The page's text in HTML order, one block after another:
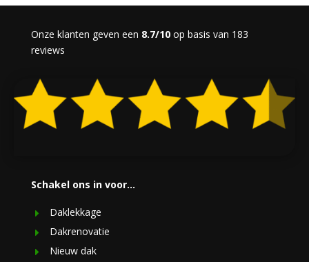
Onze klanten geven een 8.7/10 op basis van 183
reviews
Schakel ons in voor…
Daklekkage
Dakrenovatie
Nieuw dak